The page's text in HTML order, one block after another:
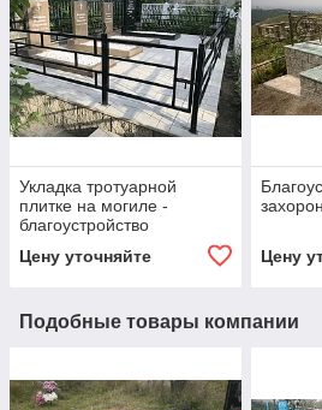
Укладка тротуарной
плитке на могиле -
благоустройство
Цену уточняйте Цену
Подобные товары компании